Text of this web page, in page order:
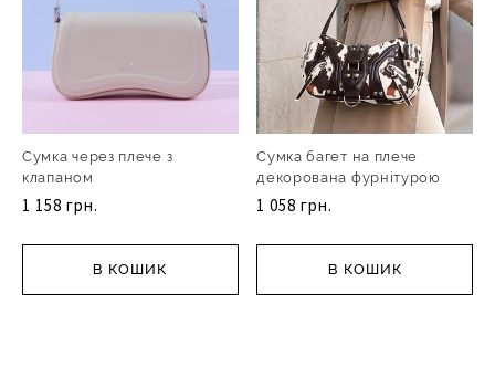
Сумка через плече з
клапаном
1 158 грн.
В КОШИК
Сумка багет на плече
декорована фурнітурою
1 058 грн.
В КОШИК